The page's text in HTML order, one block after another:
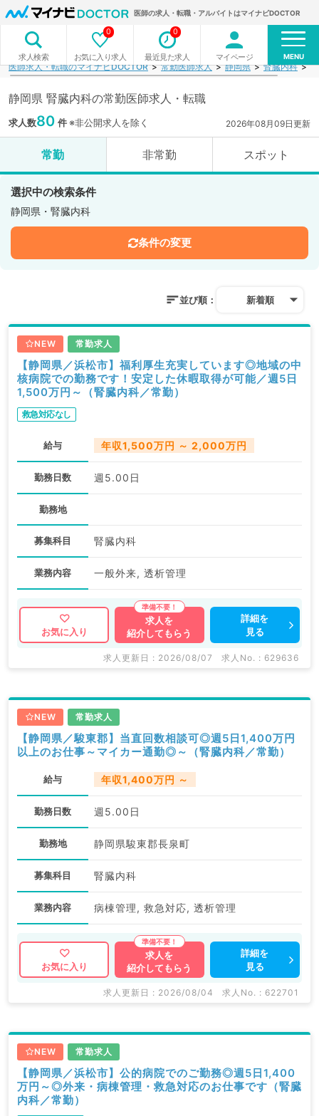
医師の求人・転職・アルバイトはマイナビDOCTOR
求人検索 お気に入り求人
0
最近見た求人
0
マイページ MENU
医師求人・転職のマイナビDOCTOR 常勤医師求人 静岡県 腎臓内科
静岡県 腎臓内科の常勤医師求人・転職
求人数80 件※非公開求人を除く 2026年08月09日更新
常勤 非常勤 スポット
選択中の検索条件
静岡県・腎臓内科
条件の変更
並び順： 新着順
NEW 常勤求人
【静岡県／浜松市】福利厚生充実しています◎地域の中
核病院での勤務です！安定した休暇取得が可能／週5日
1,500万円～（腎臓内科／常勤）
救急対応なし
給与 年収1,500万円 ～ 2,000万円
勤務日数 週5.00日
勤務地
募集科目 腎臓内科
業務内容 一般外来, 透析管理
お気に入り
求人を
紹介してもらう
詳細を
見る
求人更新日 : 2026/08/07 求人No. : 629636
NEW 常勤求人
【静岡県／駿東郡】当直回数相談可◎週5日1,400万円
以上のお仕事～マイカー通勤◎～（腎臓内科／常勤）
給与 年収1,400万円 ～
勤務日数 週5.00日
勤務地 静岡県駿東郡長泉町
募集科目 腎臓内科
業務内容 病棟管理, 救急対応, 透析管理
お気に入り
求人を
紹介してもらう
詳細を
見る
求人更新日 : 2026/08/04 求人No. : 622701
NEW 常勤求人
【静岡県／浜松市】公的病院でのご勤務◎週5日1,400
万円～◎外来・病棟管理・救急対応のお仕事です（腎臓
内科／常勤）